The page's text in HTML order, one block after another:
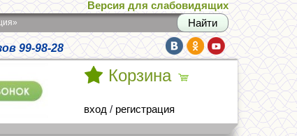
Версия для слабовидящих
99-98-28
Корзина
вход / регистрация